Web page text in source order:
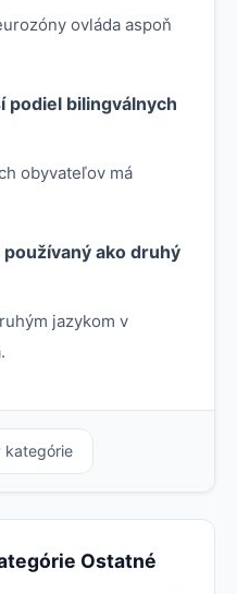
ovláda aspoň
podiel bilingválnych
obyvateľov má
ako druhý
jazykom v
kategórie
Ostatné